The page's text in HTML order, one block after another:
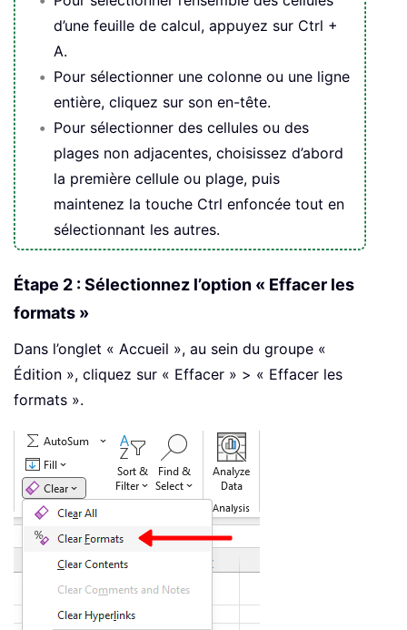
d’une feuille de calcul, appuyez sur Ctrl +
A.
Pour sélectionner une colonne ou une ligne
entière, cliquez sur son en-tête.
Pour sélectionner des cellules ou des
plages non adjacentes, choisissez d’abord
la première cellule ou plage, puis
maintenez la touche Ctrl enfoncée tout en
sélectionnant les autres.
Étape 2 : Sélectionnez l’option « Effacer les
formats »
Dans l’onglet « Accueil », au sein du groupe «
Édition », cliquez sur « Effacer » > « Effacer les
formats ».